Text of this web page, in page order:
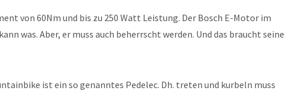
von 60Nm und bis zu 250 Watt Leistung. Der Bosch E-Motor im
was. Aber, er muss auch beherrscht werden. Und das braucht seine
ist ein so genanntes Pedelec. Dh. treten und kurbeln muss